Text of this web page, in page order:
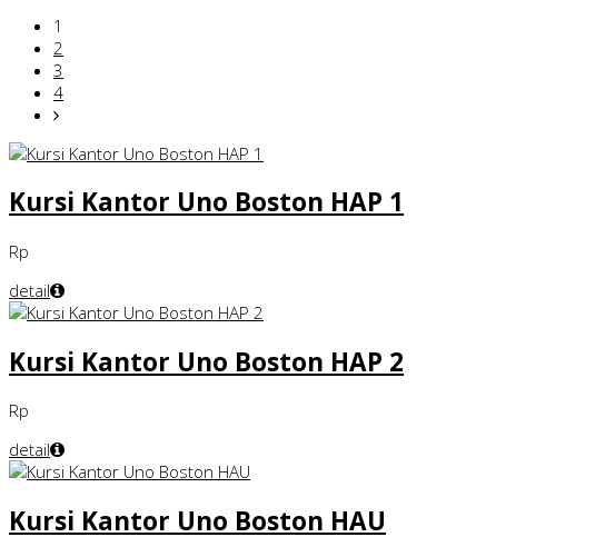
1
2
3
4
Kursi Kantor Uno Boston HAP 1
Rp
detail
Kursi Kantor Uno Boston HAP 2
Rp
detail
Kursi Kantor Uno Boston HAU